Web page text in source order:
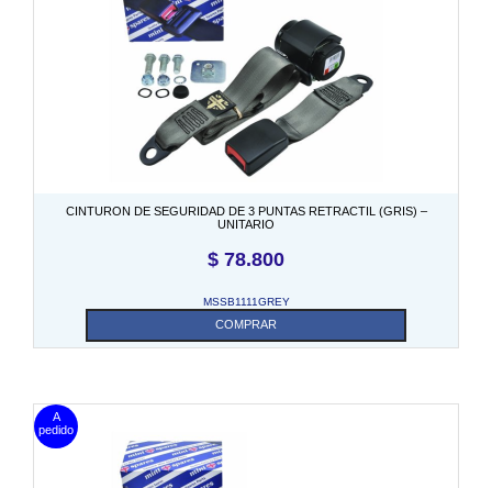
CINTURON DE SEGURIDAD DE 3 PUNTAS RETRACTIL (GRIS) –
UNITARIO
$ 78.800
MSSB1111GREY
COMPRAR